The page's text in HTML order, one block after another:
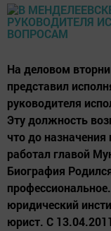
На деловом
представил
руководителя
Эту должность
что до
работал главой
Биография
юридический
юрист. С